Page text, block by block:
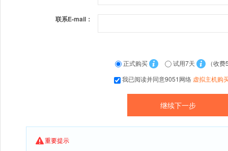
联系E-mail：
正式购买 试用7天
（收费
我已阅读并同意9051网络 虚拟主机购
重要提示